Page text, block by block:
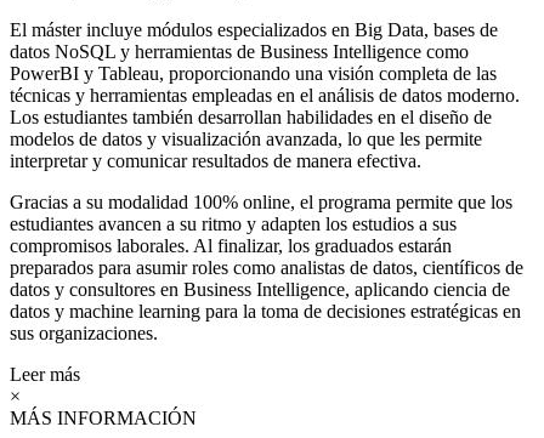
El máster incluye módulos especializados en Big Data, bases de
datos NoSQL y herramientas de Business Intelligence como
PowerBI y Tableau, proporcionando una visión completa de las
técnicas y herramientas empleadas en el análisis de datos moderno.
Los estudiantes también desarrollan habilidades en el diseño de
modelos de datos y visualización avanzada, lo que les permite
interpretar y comunicar resultados de manera efectiva.
Gracias a su modalidad 100% online, el programa permite que los
estudiantes avancen a su ritmo y adapten los estudios a sus
compromisos laborales. Al finalizar, los graduados estarán
preparados para asumir roles como analistas de datos, científicos de
datos y consultores en Business Intelligence, aplicando ciencia de
datos y machine learning para la toma de decisiones estratégicas en
sus organizaciones.
Leer más
×
MÁS INFORMACIÓN